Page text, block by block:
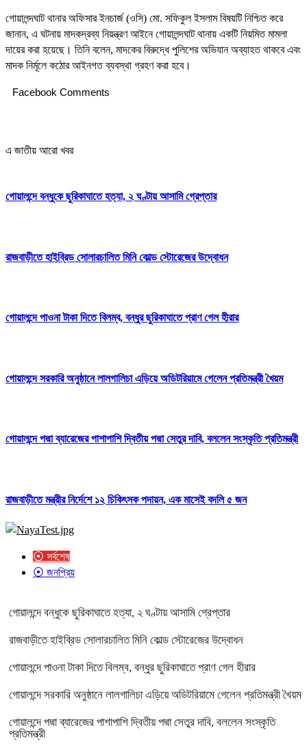
গোয়ালন্দঘাট থানার অফিসার ইনচার্জ (ওসি) মো. সফিকুল ইসলাম বিষয়টি নিশ্চিত করে
জানান, এ ঘটনায় মাদকদ্রব্য নিয়ন্ত্রণ আইনে গোয়ালন্দঘাট থানায় একটি নিয়মিত মামলা
দায়ের করা হয়েছে। তিনি বলেন, মাদকের বিরুদ্ধে পুলিশের অভিযান অব্যাহত থাকবে এবং
মাদক নির্মূলে কঠোর আইনগত ব্যবস্থা গ্রহণ করা হবে।
Facebook Comments
এ জাতীয় আরো খবর
গোয়ালন্দে বন্ধুকে ছুরিকাঘাতে হত্যা, ২ ঘণ্টায় আসামি গ্রেপ্তার
রাজবাড়ীতে হাইব্রিড সোলারচালিত মিনি কোল্ড স্টোরেজের উদ্বোধন
গোয়ালন্দে পাওনা টাকা দিতে বিলম্ব, বন্ধুর ছুরিকাঘাতে প্রাণ গেল হীরার
গোয়ালন্দে সরকারি অনুষ্ঠানে লালগালিচা এড়িয়ে অডিটরিয়ামে গেলেন প্রতিমন্ত্রী খৈয়ম
গোয়ালন্দে পদ্মা ব্যারেজের পাশাপাশি দ্বিতীয় পদ্মা সেতুর দাবি, বললেন সংস্কৃতি প্রতিমন্ত্রী
রাজবাড়ীতে মন্ত্রীর নির্দেশে ১২ চিকিৎসক পদায়ন, এক মাসেই বদলি ৫ জন
⦿ সর্বশেষ
⦿ জনপ্রিয়
গোয়ালন্দে বন্ধুকে ছুরিকাঘাতে হত্যা, ২ ঘণ্টায় আসামি গ্রেপ্তার
রাজবাড়ীতে হাইব্রিড সোলারচালিত মিনি কোল্ড স্টোরেজের উদ্বোধন
গোয়ালন্দে পাওনা টাকা দিতে বিলম্ব, বন্ধুর ছুরিকাঘাতে প্রাণ গেল হীরার
গোয়ালন্দে সরকারি অনুষ্ঠানে লালগালিচা এড়িয়ে অডিটরিয়ামে গেলেন প্রতিমন্ত্রী খৈয়ম
গোয়ালন্দে পদ্মা ব্যারেজের পাশাপাশি দ্বিতীয় পদ্মা সেতুর দাবি, বললেন সংস্কৃতি
প্রতিমন্ত্রী